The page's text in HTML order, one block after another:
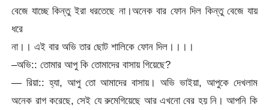
বেজে যাচ্ছে কিন্তু ইরা ধরতেছে না।অনেক বার ফোন দিল কিন্তু বেজে যায়
ধরে
না।। এই বার অভি তার ছোট শালিকে ফোন দিল।।।।
–অভি:: তোমার আপু কি তোমাদের বাসায় গিয়েছে?
— রিয়া:: হ্যা, আপু তো আমাদের বাসায়। অভি ভাইয়া, আপুকে দেখলাম
অনেক রাগ করেছে, সেই যে রুমেগিয়েছে আর এখনো বের হয় নি। আপনি কি